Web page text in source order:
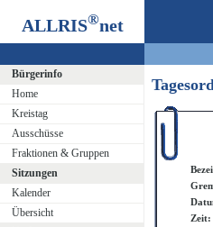
ALLRIS®net
Bürgerinfo
Home
Kreistag
Ausschüsse
Fraktionen & Gruppen
Sitzungen
Kalender
Übersicht
Zeit: